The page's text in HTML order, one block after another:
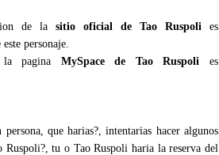
de la sitio oficial de Tao Ruspolies
personaje.
la pagina MySpace de Tao Ruspoli es
que harias?, intentarias hacer algunos
Ruspoli?, tu o Tao Ruspoli haria la reserva del